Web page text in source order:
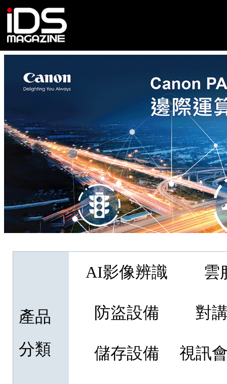
產品
分類
AI影像辨識 雲
防盜設備 對
儲存設備 視訊